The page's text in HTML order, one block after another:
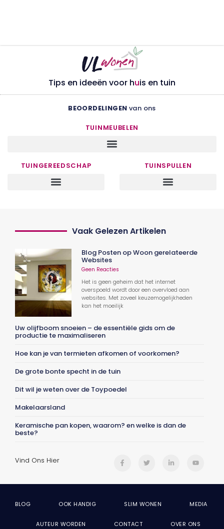
Tips en ideeën voor huis en tuin
BEOORDELINGEN van ons
TUINMEUBELEN
TUINGEREEDSCHAP TUINSPULLEN
Vaak Gelezen Artikelen
Blog Posten op Woon gerelateerde
Websites
Geen Reacties
Het is geen geheim dat het internet
overspoeld wordt door een overvloed aan
websites. Met zoveel keuzemogelijkheden
kan het moeilijk
Uw olijfboom snoeien – de essentiële gids om de
productie te maximaliseren
Hoe kan je van termieten afkomen of voorkomen?
De grote bonte specht in de tuin
Dit wil je weten over de Toypoedel
Makelaarsland
Keramische pan kopen, waarom? en welke is dan de
beste?
Vind Ons Hier
BLOG OOK HANDIG SLIM WONEN MEDIA
AUTEUR WORDEN CONTACT OVER ONS